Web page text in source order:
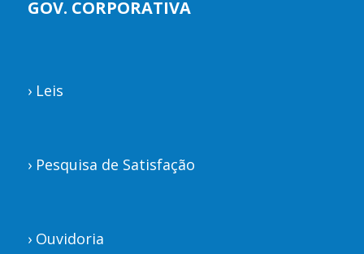
GOV. CORPORATIVA
› Leis
› Pesquisa de Satisfação
› Ouvidoria